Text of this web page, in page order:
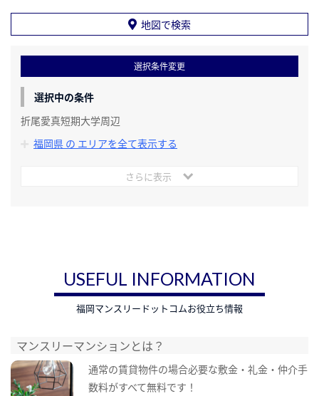
地図で検索
選択条件変更
選択中の条件
折尾愛真短期大学周辺
福岡県 の エリアを全て表示する
さらに表示
USEFUL INFORMATION
福岡マンスリードットコムお役立ち情報
マンスリーマンションとは？
通常の賃貸物件の場合必要な敷金・礼金・仲介手
数料がすべて無料です！